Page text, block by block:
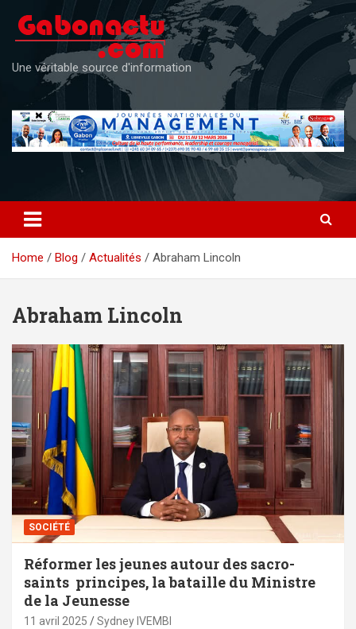
content
Une véritable source d'information
Home Blog Actualités Abraham Lincoln
Abraham Lincoln
SOCIÉTÉ
Réformer les jeunes autour des sacro-
saints principes, la bataille du Ministre
de la Jeunesse
11 avril 2025 Sydney IVEMBI